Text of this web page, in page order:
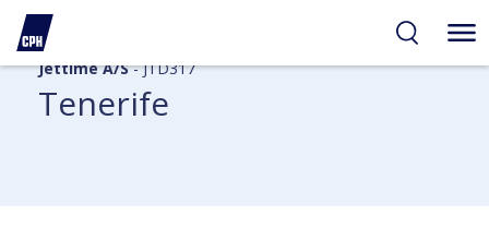
Jettime A/S- JTD317
Tenerife